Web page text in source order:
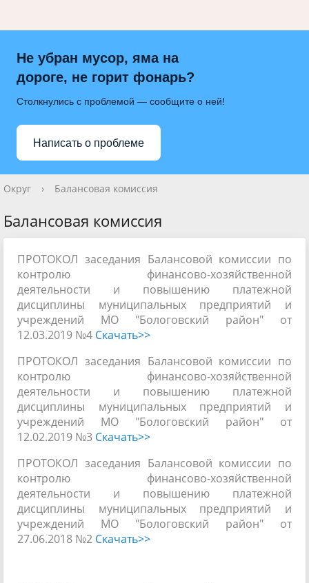
Не убран мусор, яма на
дороге, не горит фонарь?
Столкнулись с проблемой — сообщите о ней!
Написать о проблеме
Округ › Балансовая комиссия
Балансовая комиссия
ПРОТОКОЛ заседания Балансовой комиссии по
контролю финансово-хозяйственной
деятельности и повышению платежной
дисциплины муниципальных предприятий и
учреждений МО "Бологовский район" от
12.03.2019 №4 Скачать>>
ПРОТОКОЛ заседания Балансовой комиссии по
контролю финансово-хозяйственной
деятельности и повышению платежной
дисциплины муниципальных предприятий и
учреждений МО "Бологовский район" от
12.02.2019 №3 Скачать>>
ПРОТОКОЛ заседания Балансовой комиссии по
контролю финансово-хозяйственной
деятельности и повышению платежной
дисциплины муниципальных предприятий и
учреждений МО "Бологовский район" от
27.06.2018 №2 Скачать>>